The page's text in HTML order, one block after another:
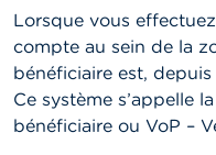
Lorsque vous
compte au sein de la
bénéficiaire est,
Ce système s’appelle
bénéficiaire ou VoP –